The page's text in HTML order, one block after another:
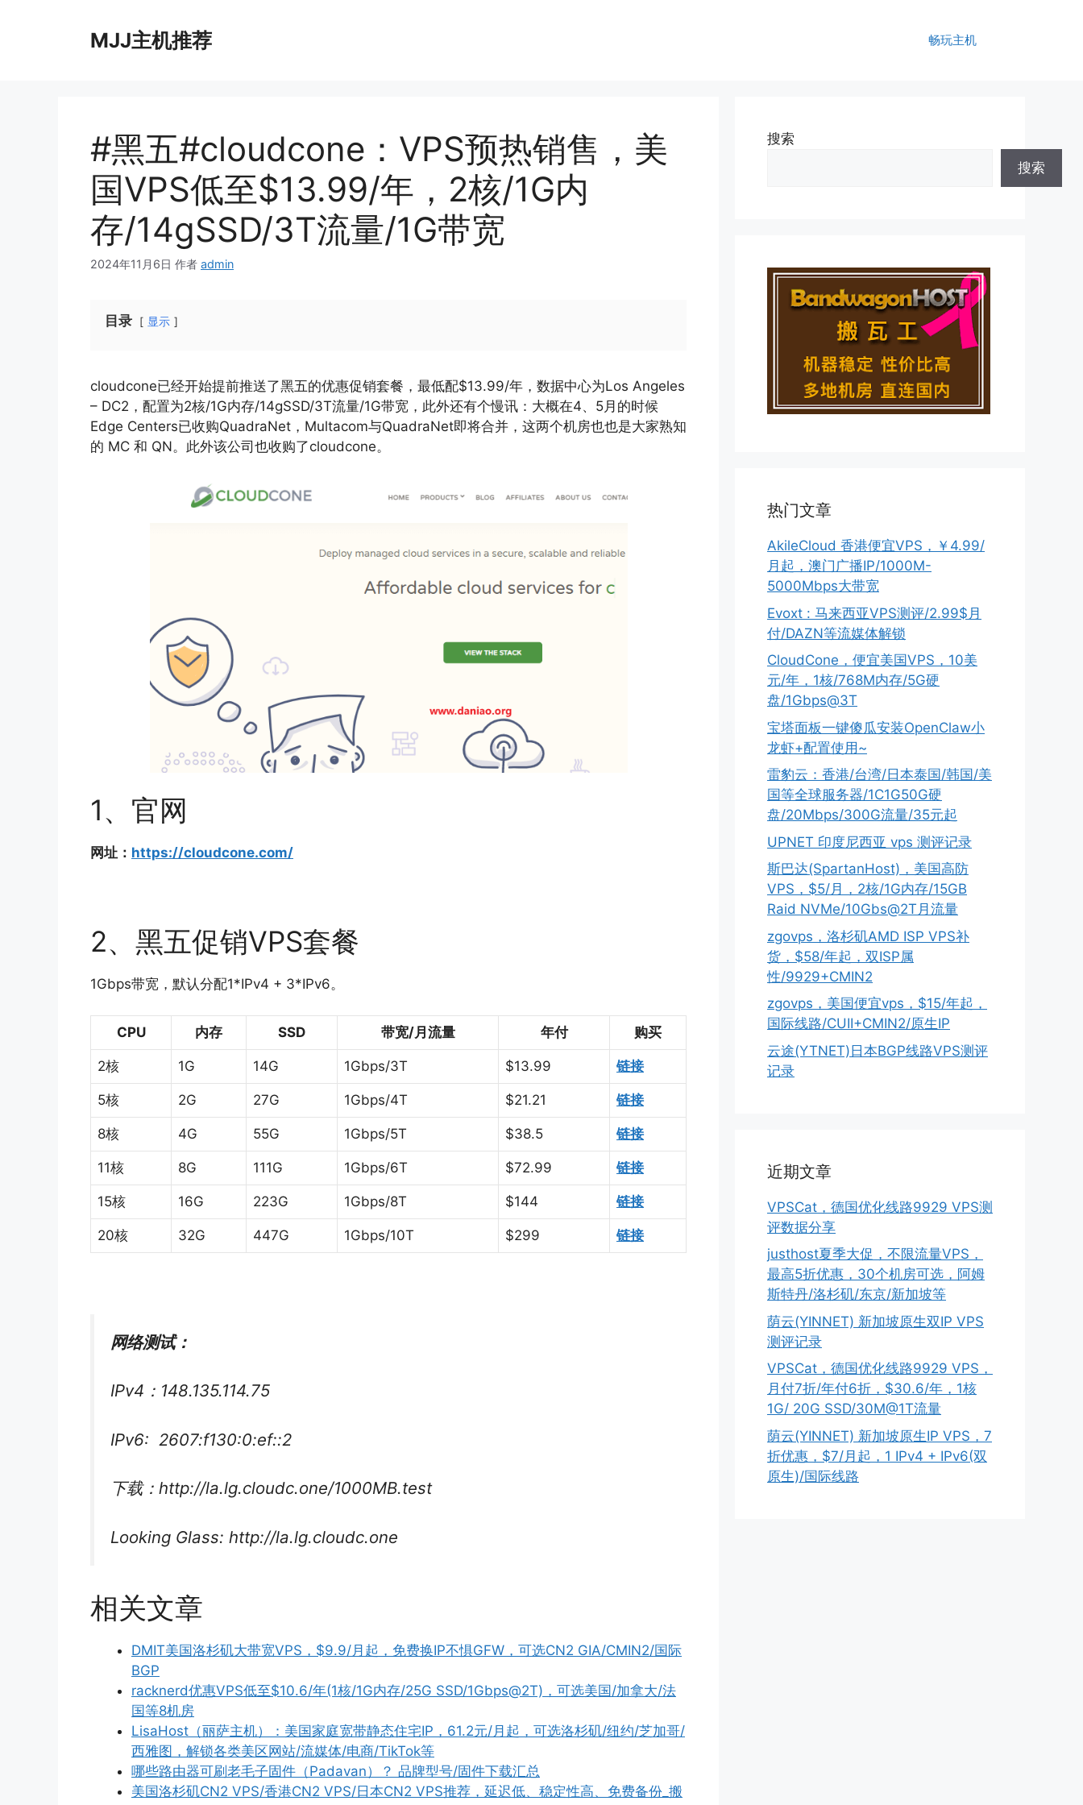
MJJ主机推荐 畅玩主机
#黑五#cloudcone：VPS预热销售，美
国VPS低至$13.99/年，2核/1G内
存/14gSSD/3T流量/1G带宽
2024年11月6日 作者 admin
目录 显示
cloudcone已经开始提前推送了黑五的优惠促销套餐，最低配$13.99/年，数据中心为Los Angeles
– DC2，配置为2核/1G内存/14gSSD/3T流量/1G带宽，此外还有个慢讯：大概在4、5月的时候
Edge Centers已收购QuadraNet，Multacom与QuadraNet即将合并，这两个机房也也是大家熟知
的 MC 和 QN。此外该公司也收购了cloudcone。
1、官网
网址： https://cloudcone.com/
2、黑五促销VPS套餐
1Gbps带宽，默认分配1*IPv4 + 3*IPv6。
CPU 内存 SSD 带宽/月流量 年付 购买
2核 1G 14G 1Gbps/3T $13.99 链接
5核 2G 27G 1Gbps/4T $21.21 链接
8核 4G 55G 1Gbps/5T $38.5 链接
11核 8G 111G 1Gbps/6T $72.99 链接
15核 16G 223G 1Gbps/8T $144 链接
20核 32G 447G 1Gbps/10T $299 链接
网络测试：
IPv4：148.135.114.75
IPv6: 2607:f130:0:ef::2
下载：http://la.lg.cloudc.one/1000MB.test
Looking Glass: http://la.lg.cloudc.one
相关文章
DMIT美国洛杉矶大带宽VPS，$9.9/月起，免费换IP不惧GFW，可选CN2 GIA/CMIN2/国际
BGP
racknerd优惠VPS低至$10.6/年(1核/1G内存/25G SSD/1Gbps@2T)，可选美国/加拿大/法
国等8机房
LisaHost（丽萨主机）：美国家庭宽带静态住宅IP，61.2元/月起，可选洛杉矶/纽约/芝加哥/
西雅图，解锁各类美区网站/流媒体/电商/TikTok等
哪些路由器可刷老毛子固件（Padavan）？ 品牌型号/固件下载汇总
美国洛杉矶CN2 VPS/香港CN2 VPS/日本CN2 VPS推荐，延迟低、稳定性高、免费备份_搬
搜索
搜索
热门文章
AkileCloud 香港便宜VPS，￥4.99/
月起，澳门广播IP/1000M-
5000Mbps大带宽
Evoxt : 马来西亚VPS测评/2.99$月
付/DAZN等流媒体解锁
CloudCone，便宜美国VPS，10美
元/年，1核/768M内存/5G硬
盘/1Gbps@3T
宝塔面板一键傻瓜安装OpenClaw小
龙虾+配置使用~
雷豹云：香港/台湾/日本泰国/韩国/美
国等全球服务器/1C1G50G硬
盘/20Mbps/300G流量/35元起
UPNET 印度尼西亚 vps 测评记录
斯巴达(SpartanHost)，美国高防
VPS，$5/月，2核/1G内存/15GB
Raid NVMe/10Gbs@2T月流量
zgovps，洛杉矶AMD ISP VPS补
货，$58/年起，双ISP属
性/9929+CMIN2
zgovps，美国便宜vps，$15/年起，
国际线路/CUII+CMIN2/原生IP
云途(YTNET)日本BGP线路VPS测评
记录
近期文章
VPSCat，德国优化线路9929 VPS测
评数据分享
justhost夏季大促，不限流量VPS，
最高5折优惠，30个机房可选，阿姆
斯特丹/洛杉矶/东京/新加坡等
荫云(YINNET) 新加坡原生双IP VPS
测评记录
VPSCat，德国优化线路9929 VPS，
月付7折/年付6折，$30.6/年，1核
1G/ 20G SSD/30M@1T流量
荫云(YINNET) 新加坡原生IP VPS，7
折优惠，$7/月起，1 IPv4 + IPv6(双
原生)/国际线路